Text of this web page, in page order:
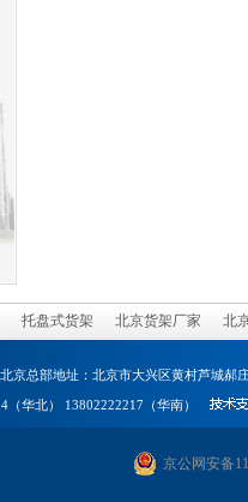
托盘式货架 北京货架厂家 北
总部地址：北京市大兴区黄村芦城郝
（华北） 13802222217（华南）
京公网安备